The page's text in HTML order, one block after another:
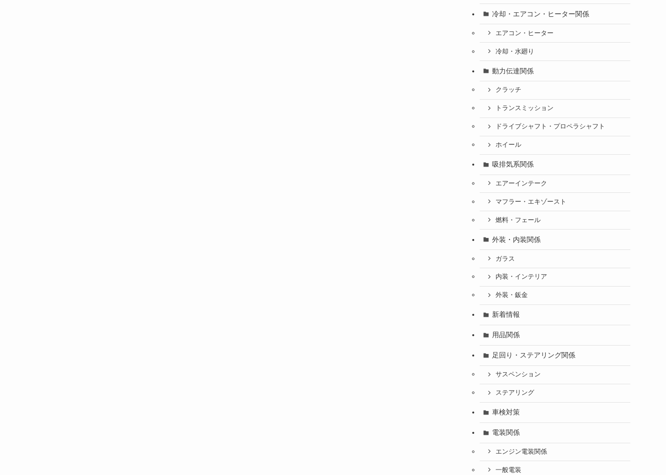
冷却・エアコン・ヒーター関係
エアコン・ヒーター
冷却・水廻り
動力伝達関係
クラッチ
トランスミッション
ドライブシャフト・プロペラシャフト
ホイール
吸排気系関係
エアーインテーク
マフラー・エキゾースト
燃料・フェール
外装・内装関係
ガラス
内装・インテリア
外装・鈑金
新着情報
用品関係
足回り・ステアリング関係
サスペンション
ステアリング
車検対策
電装関係
エンジン電装関係
一般電装